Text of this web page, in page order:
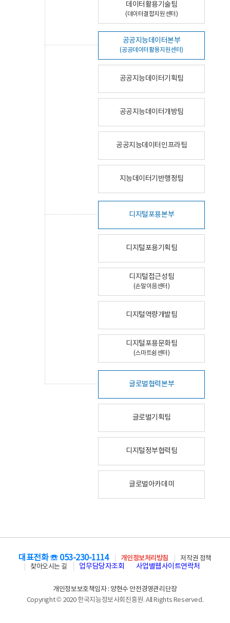
데이터활용기술팀
(데이터결합지원센터)
공공지능데이터본부
(공공데이터활용지원센터)
공공지능데이터기획팀
공공지능데이터개방팀
공공지능데이터인프라팀
지능데이터기반행정팀
디지털포용본부
디지털포용기획팀
디지털접근성팀
(손말이음센터)
디지털역량개발팀
디지털포용문화팀
(스마트쉼센터)
글로벌협력본부
글로벌기획팀
디지털정부협력팀
글로벌아카데미
대표전화 ☏ 053-230-1114 개인정보처리방침
저작권 정책
찾아오시는 길
업무담당자조회 사업별웹사이트연락처
개인정보보호책임자 : 양현수 안전경영관리단장
Copyright © 2020 한국지능정보사회진흥원. All Rights Reserved.